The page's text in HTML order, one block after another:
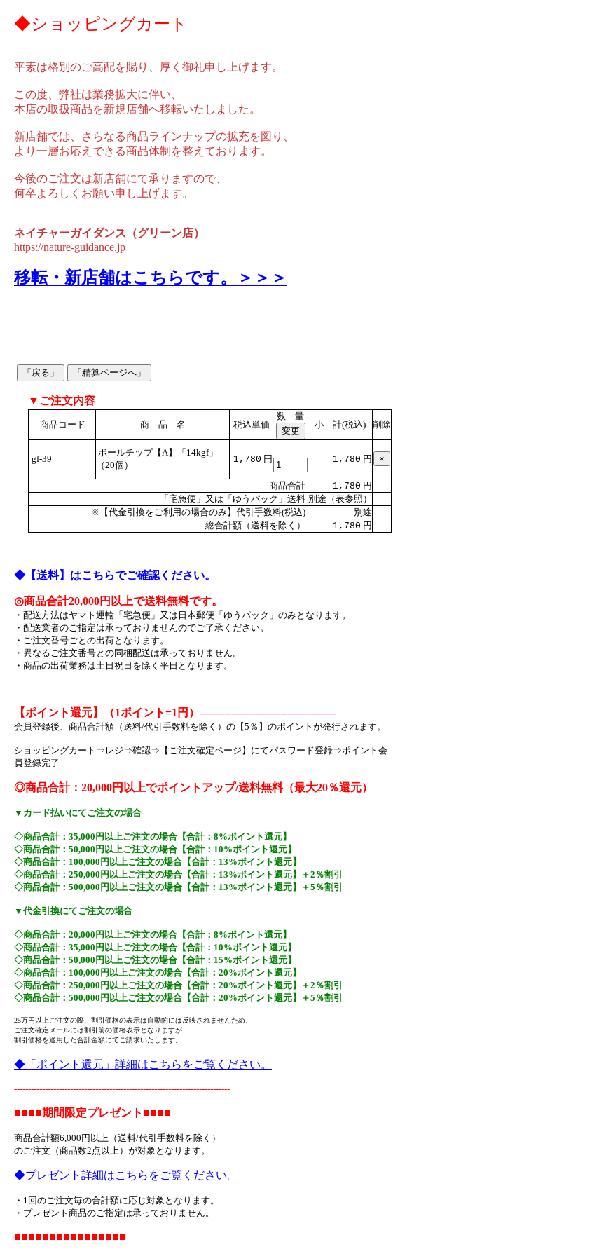
◆ショッピングカート
平素は格別のご高配を賜り、厚く御礼申し上げます。
この度、弊社は業務拡大に伴い、
本店の取扱商品を新規店舗へ移転いたしました。
新店舗では、さらなる商品ラインナップの拡充を図り、
より一層お応えできる商品体制を整えております。
今後のご注文は新店舗にて承りますので、
何卒よろしくお願い申し上げます。
ネイチャーガイダンス（グリーン店）
https://nature-guidance.jp
移転・新店舗はこちらです。＞＞＞
▼ご注文内容
商品コード 商 品 名 税込単価
数 量
小 計(税込)
削除
gf-39
ボールチップ【A】「14kgf」
（20個）
1,780 円 1,780 円
商品合計 1,780 円
「宅急便」又は「ゆうパック」送料 別途（表参照）
※【代金引換をご利用の場合のみ】代引手数料(税込)
別途
総合計額（送料を除く）
1,780 円
◆【送料】はこちらでご確認ください。
◎商品合計20,000円以上で送料無料です。
・配送方法はヤマト運輸「宅急便」又は日本郵便「ゆうパック」のみとなります。
・配送業者のご指定は承っておりませんのでご了承ください。
・ご注文番号ごとの出荷となります。
・異なるご注文番号との同梱配送は承っておりません。
・商品の出荷業務は土日祝日を除く平日となります。
【ポイント還元】（1ポイント=1円） ---------------------------------------
会員登録後、商品合計額（送料/代引手数料を除く）の【5％】のポイントが発行されます。
ショッピングカート⇒レジ⇒確認⇒【ご注文確定ページ】にてパスワード登録⇒ポイント会
員登録完了
◎商品合計：20,000円以上でポイントアップ/送料無料（最大20％還元）
▼カード払いにてご注文の場合
◇商品合計：35,000円以上ご注文の場合【合計：8%ポイント還元】
◇商品合計：50,000円以上ご注文の場合【合計：10%ポイント還元】
◇商品合計：100,000円以上ご注文の場合【合計：13%ポイント還元】
◇商品合計：250,000円以上ご注文の場合【合計：13%ポイント還元】＋2％割引
◇商品合計：500,000円以上ご注文の場合【合計：13%ポイント還元】＋5％割引
▼代金引換にてご注文の場合
◇商品合計：20,000円以上ご注文の場合【合計：8%ポイント還元】
◇商品合計：35,000円以上ご注文の場合【合計：10%ポイント還元】
◇商品合計：50,000円以上ご注文の場合【合計：15%ポイント還元】
◇商品合計：100,000円以上ご注文の場合【合計：20%ポイント還元】
◇商品合計：250,000円以上ご注文の場合【合計：20%ポイント還元】＋2％割引
◇商品合計：500,000円以上ご注文の場合【合計：20%ポイント還元】＋5％割引
25万円以上ご注文の際、割引価格の表示は自動的には反映されませんため、
ご注文確定メールには割引前の価格表示となりますが、
割引価格を適用した合計金額にてご請求いたします。
◆「ポイント還元」詳細はこちらをご覧ください。
-----------------------------------------------------------------------------
■■■■期間限定プレゼント■■■■
商品合計額6,000円以上（送料/代引手数料を除く）
のご注文（商品数2点以上）が対象となります。
◆プレゼント詳細はこちらをご覧ください。
・1回のご注文毎の合計額に応じ対象となります。
・プレゼント商品のご指定は承っておりません。
■■■■■■■■■■■■■■■■